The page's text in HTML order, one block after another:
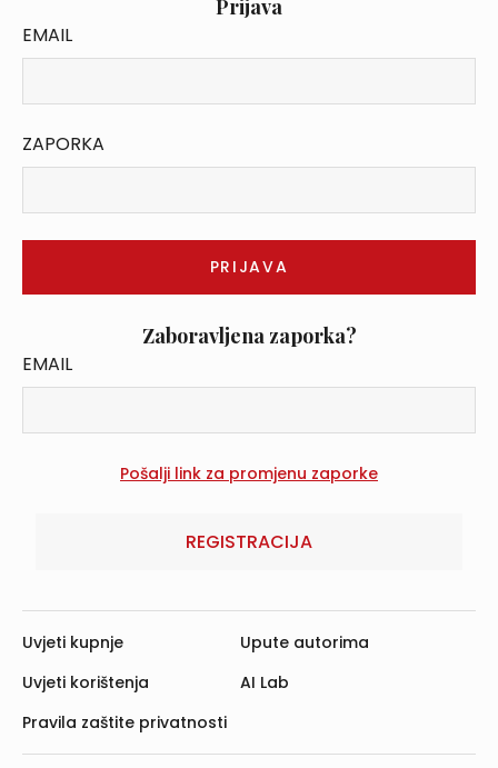
Prijava
EMAIL
ZAPORKA
Zaboravljena zaporka?
EMAIL
REGISTRACIJA
Uvjeti kupnje
Uvjeti korištenja
Pravila zaštite privatnosti
Upute autorima
AI Lab